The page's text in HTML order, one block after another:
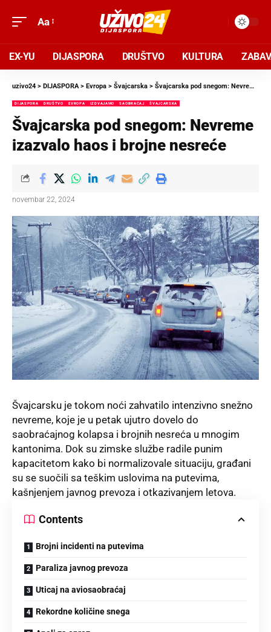
Aa
EX-YU DIJASPORA DRUŠTVO KULTURA
uzivo24 > DIJASPORA> Evropa > Švajcarska > Švajcarska pod snegom: Nevreme izazvalo haos i brojne nesreće
DIJASPORA DRUŠTVO EVROPA IZDVAJAMO SAOBRAĆAJ ŠVAJCARSKA
Švajcarska pod snegom: Nevreme
izazvalo haos i brojne nesreće
novembar 22, 2024
Švajcarsku je tokom noći zahvatilo intenzivno snežno
nevreme, koje je u petak ujutro dovelo do
saobraćajnog kolapsa i brojnih nesreća u mnogim
kantonima. Dok su zimske službe radile punim
kapacitetom kako bi normalizovale situaciju, građani
su se suočili sa teškim uslovima na putevima,
kašnjenjem javnog prevoza i otkazivanjem letova.
Contents
Brojni incidenti na putevima
Paraliza javnog prevoza
Uticaj na aviosaobraćaj
Rekordne količine snega